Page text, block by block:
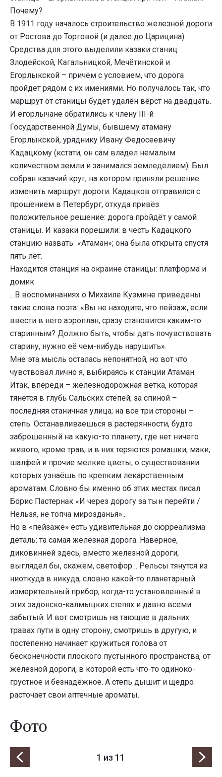
Почему?
В 1911 году началось строительство железной дороги
от Ростова до Торговой (и далее до Царицина).
Средства для этого выделили казаки станиц
Злодейской, Кагальницкой, Мечётинской и
Егорлыкской – причём с условием, что дорога
пройдет рядом с их имениями. Но получалось так, что
маршрут от станицы будет удалён вёрст на двадцать.
И егорлычане обратились к члену III-й
Государственной Думы, бывшему атаману
Егорлыкской, уряднику Ивану Федосеевичу
Кадацкому (кстати, он сам владел немалым
количеством земли и занимался земледелием). Был
собран казачий круг, на котором приняли решение:
изменить маршрут дороги. Кадацков отправился с
прошением в Петербург, откуда привёз
положительное решение: дорога пройдёт у самой
станицы. И казаки порешили: в честь Кадацкого
станцию назвать «Атаман»; она была открыта спустя
пять лет.
Находится станция на окраине станицы: платформа и
домик.
…В воспоминаниях о Михаиле Кузмине приведены
такие слова поэта: «Вы не находите, что пейзаж, если
ввести в него аэроплан, сразу становится каким-то
старинным? Должно быть, чтобы дать почувствовать
старину, нужно её чем-нибудь нарушить».
Мне эта мысль осталась непонятной, но вот что
чувствовал лично я, выбираясь к станции Атаман.
Итак, впереди – железнодорожная ветка, которая
тянется в глубь Сальских степей; за спиной –
последняя станичная улица; на все три стороны –
степь. Останавливаешься в растерянности, будто
заброшенный на какую-то планету, где нет ничего
живого, кроме трав, и в них теряются ромашки, маки,
шалфей и прочие мелкие цветы, о существовании
которых узнаёшь по крепким лекарственным
ароматам. Словно бы именно об этих местах писал
Борис Пастернак «И через дорогу за тын перейти /
Нельзя, не топча мирозданья»...
Но в «пейзаже» есть удивительная до сюрреализма
деталь: та самая железная дорога. Наверное,
диковинней здесь, вместо железной дороги,
выглядел бы, скажем, светофор… Рельсы тянутся из
ниоткуда в никуда, словно какой-то планетарный
измерительный прибор, когда-то установленный в
этих задонско-калмыцких степях и давно всеми
забытый. И вот смотришь на тающие в дальних
травах пути в одну сторону, смотришь в другую, и
постепенно начинает кружиться голова от
бесконечности плоского пустынного пространства, от
железной дороги, в которой есть что-то одиноко-
грустное и безнадёжное. А степь дышит и щедро
расточает свои аптечные ароматы.
Фото
1 из 11